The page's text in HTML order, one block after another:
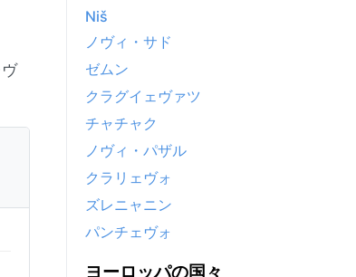
Niš
ノヴィ・サド
ゼムン
クラグイェヴァツ
チャチャク
ノヴィ・パザル
クラリェヴォ
ズレニャニン
パンチェヴォ
ヨーロッパの国々